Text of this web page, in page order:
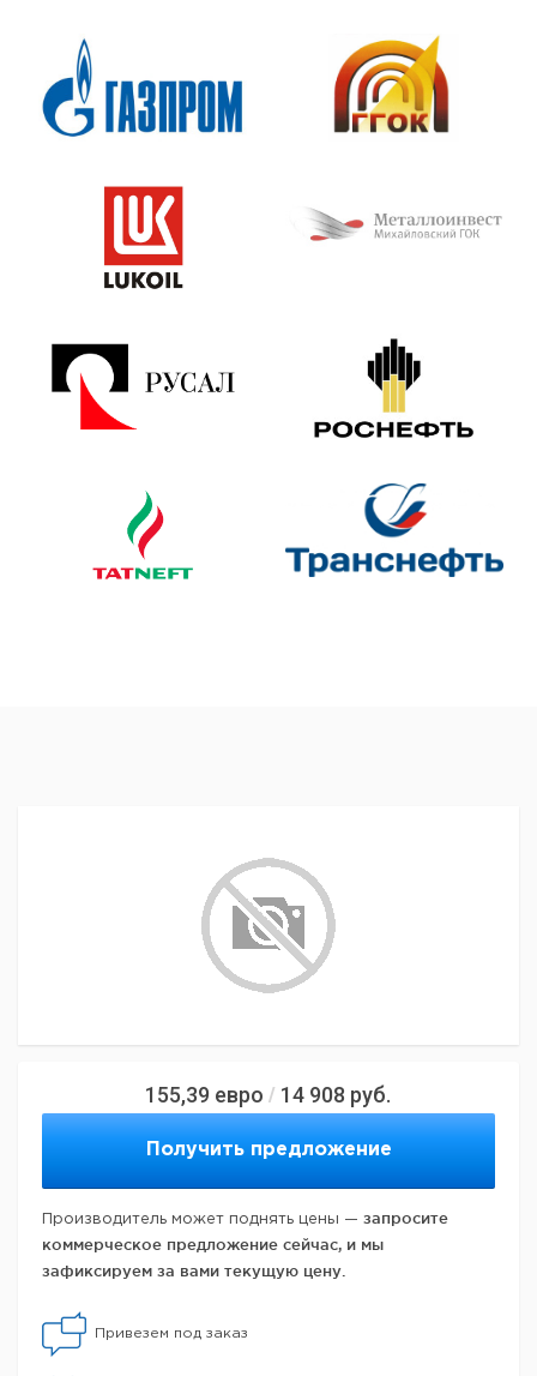
155,39 евро / 14 908 руб.
Получить предложение
Производитель может поднять цены — запросите
коммерческое предложение сейчас, и мы
зафиксируем за вами текущую цену.
Привезем под заказ